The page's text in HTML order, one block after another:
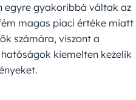
egyre gyakoribbá váltak az
magas piaci értéke miatt
számára, viszont a
kiemelten kezelik